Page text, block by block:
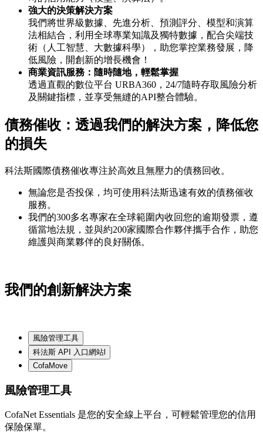
強大的決策解決方案
我們將世界級數據、先進分析、預測評分、模型和演算
法相結合，利用全球專業知識及獨特數據，配合尖端技
術（人工智慧、大數據科學），助您掌控業務發展，降
低風險，開創新的增長機會！
商業資訊服務：隨時隨地，輕鬆掌握
透過直觀的數位平台 URBA360，24/7隨時存取風險分析
及關鍵指標，並享受無縫的API整合體驗。
債務催收：透過我們的解決方案，降低您
的損失
科法斯國際債務催收專注於高效且無壓力的債務回收。
無論您是否投保，均可使用科法斯迅速有效的債務催收
服務。
我們的300多名專家在全球範圍內收回您的逾期發票，遵
循當地法規，並與約200家國際合作夥伴攜手合作，助您
維護與商業夥伴的良好關係。
我們的創新解決方案
風險管理工具
科法斯 API 入口網站l
CofaMove
風險管理工具
CofaNet Essentials 是您的安全線上平台，可輕鬆管理您的信用
保險保單。